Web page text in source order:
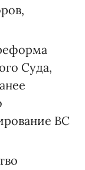
Суда,
ВС